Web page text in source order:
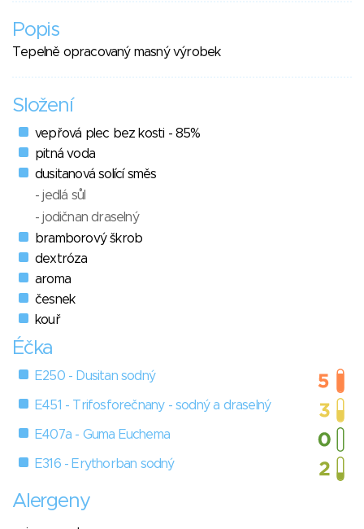
Popis
Tepelně opracovaný masný výrobek
Složení
vepřová plec bez kosti - 85%
pitná voda
dusitanová solící směs
- jedlá sůl
- jodičnan draselný
bramborový škrob
dextróza
aroma
česnek
kouř
Éčka
E250 - Dusitan sodný
E451 - Trifosforečnany - sodný a draselný
E407a - Guma Euchema
E316 - Erythorban sodný
Alergeny